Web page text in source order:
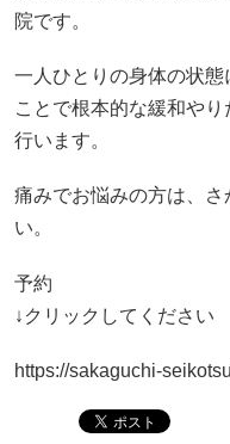
院です。
一人ひとりの身体の状
ことで根本的な緩和や
行います。
痛みでお悩みの方は、
い。
予約
↓クリックしてください
https://sakaguchi-